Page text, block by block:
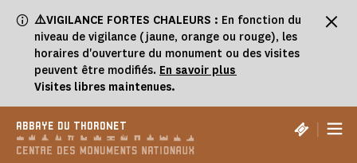
⚠️VIGILANCE FORTES CHALEURS : En fonction du
niveau de vigilance (jaune, orange ou rouge), les
horaires d'ouverture du monument ou des visites
peuvent être modifiés. En savoir plus
Visites libres maintenues.
ABBAYE DU THORONET |